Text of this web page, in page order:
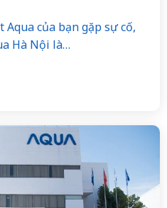
của bạn gặp sự cố,
Hà Nội là…